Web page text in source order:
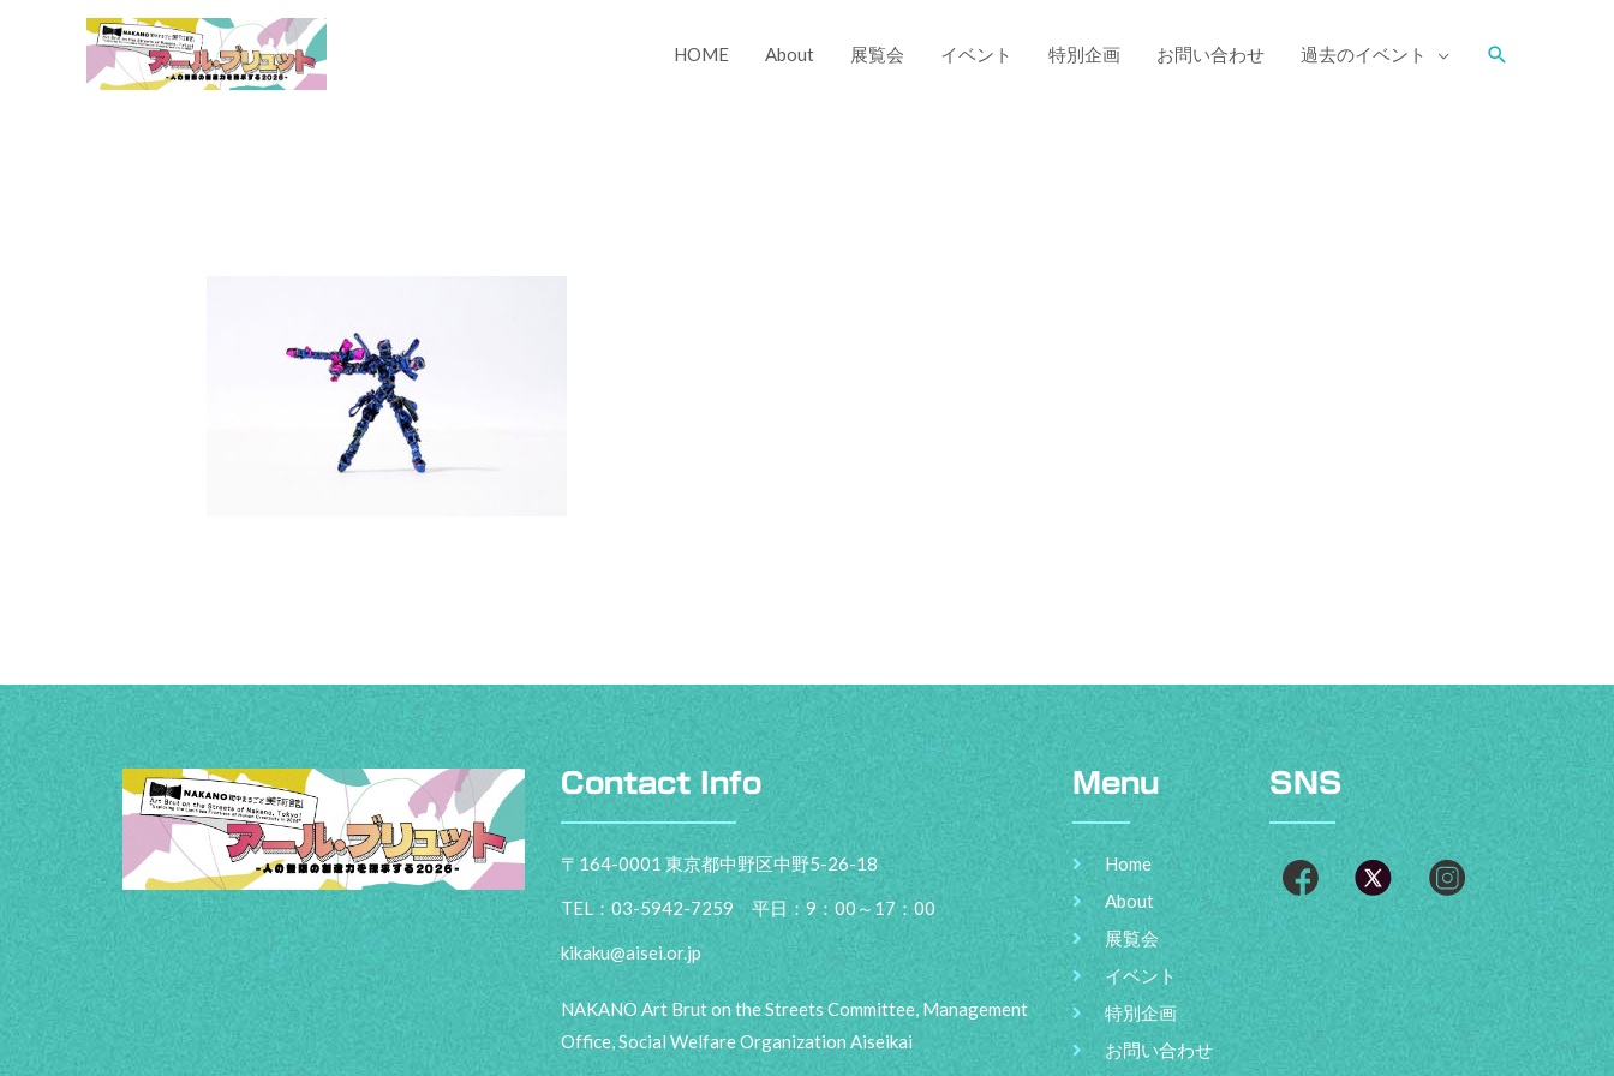
HOME About 展覧会 イベント 特別企画 お問い合わせ 過去のイベント
Contact Info
〒164-0001 東京都中野区中野5-26-18
TEL：03-5942-7259 平日：9：00～17：00
kikaku@aisei.or.jp
NAKANO Art Brut on the Streets Committee, Management
Office, Social Welfare Organization Aiseikai
Menu
Home
About
展覧会
イベント
特別企画
お問い合わせ
SNS